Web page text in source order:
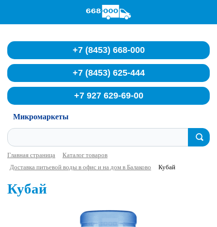
Служба доставки воды
+7 (8453) 668-000
+7 (8453) 625-444
+7 927 629-69-00
Микромаркеты
Главная страница
Каталог товаров
Доставка питьевой воды в офис и на дом в Балаково
Кубай
Кубай